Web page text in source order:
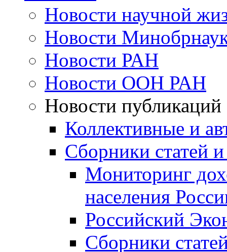
Новости научной
Новости
Новости РАН
Новости ООН РАН
Новости публикаций
Коллективные и
Сборники статей
Мониторинг
населения
Российский
Сборники